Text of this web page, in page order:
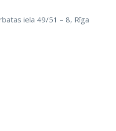
iela 49/51 – 8, Rīga